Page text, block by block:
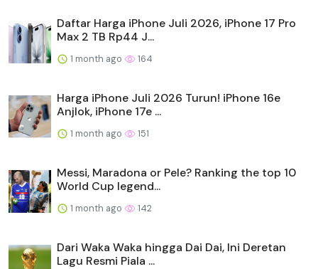
Daftar Harga iPhone Juli 2026, iPhone 17 Pro
Max 2 TB Rp44 J...
1 month ago 164
Harga iPhone Juli 2026 Turun! iPhone 16e
Anjlok, iPhone 17e ...
1 month ago 151
Messi, Maradona or Pele? Ranking the top 10
World Cup legend...
1 month ago 142
Dari Waka Waka hingga Dai Dai, Ini Deretan
Lagu Resmi Piala ...